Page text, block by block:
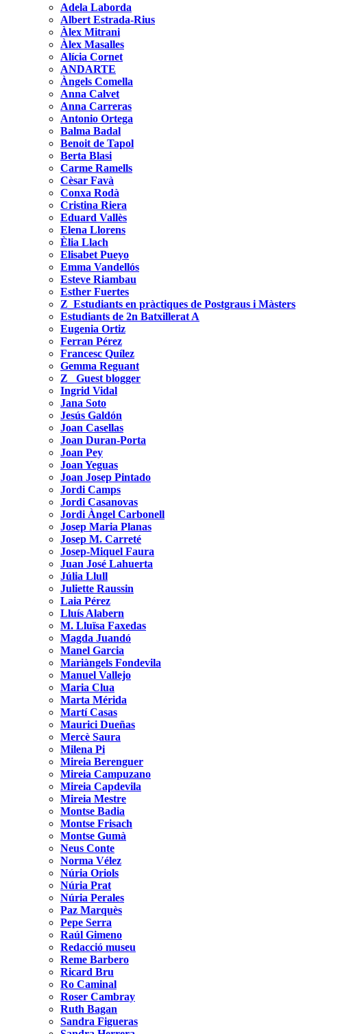
Adela Laborda
Albert Estrada-Rius
Àlex Mitrani
Àlex Masalles
Alícia Cornet
ANDARTE
Àngels Comella
Anna Calvet
Anna Carreras
Antonio Ortega
Balma Badal
Benoit de Tapol
Berta Blasi
Carme Ramells
Cèsar Favà
Conxa Rodà
Cristina Riera
Eduard Vallès
Elena Llorens
Èlia Llach
Elisabet Pueyo
Emma Vandellós
Esteve Riambau
Esther Fuertes
Z_Estudiants en pràctiques de Postgraus i Màsters
Estudiants de 2n Batxillerat A
Eugenia Ortiz
Ferran Pérez
Francesc Quílez
Gemma Reguant
Z_ Guest blogger
Ingrid Vidal
Jana Soto
Jesús Galdón
Joan Casellas
Joan Duran-Porta
Joan Pey
Joan Yeguas
Joan Josep Pintado
Jordi Camps
Jordi Casanovas
Jordi Àngel Carbonell
Josep Maria Planas
Josep M. Carreté
Josep-Miquel Faura
Juan José Lahuerta
Júlia Llull
Juliette Raussin
Laia Pérez
Lluís Alabern
M. Lluïsa Faxedas
Magda Juandó
Manel Garcia
Mariàngels Fondevila
Manuel Vallejo
Maria Clua
Marta Mérida
Martí Casas
Maurici Dueñas
Mercè Saura
Milena Pi
Mireia Berenguer
Mireia Campuzano
Mireia Capdevila
Mireia Mestre
Montse Badia
Montse Frisach
Montse Gumà
Neus Conte
Norma Vélez
Núria Oriols
Núria Prat
Núria Perales
Paz Marquès
Pepe Serra
Raúl Gimeno
Redacció museu
Reme Barbero
Ricard Bru
Ro Caminal
Roser Cambray
Ruth Bagan
Sandra Figueras